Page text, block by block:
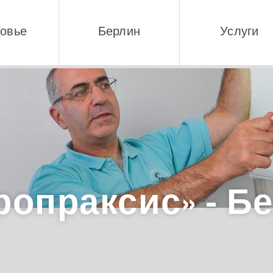
Берлин Услуги
-